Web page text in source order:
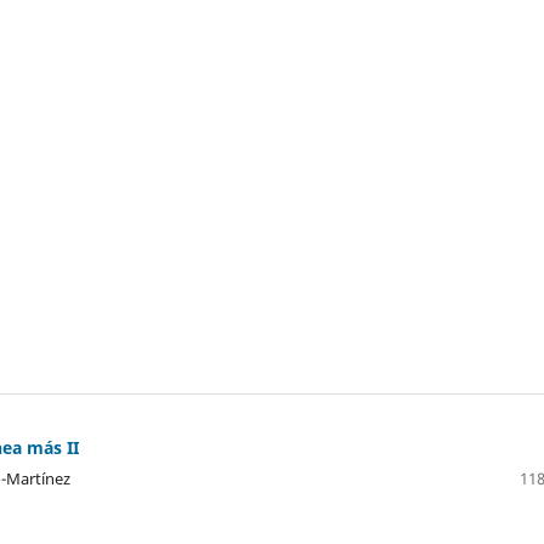
más II
Martínez